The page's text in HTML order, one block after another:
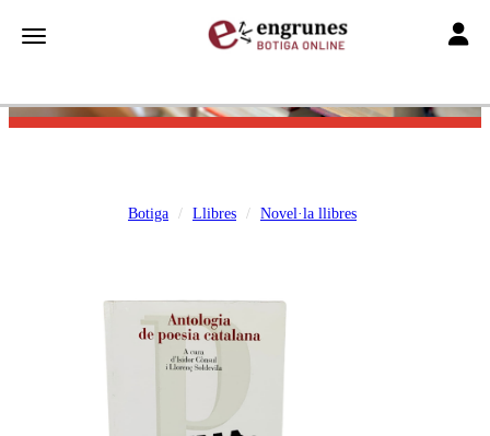
Toggle navigation
Botiga Llibres Novel·la llibres